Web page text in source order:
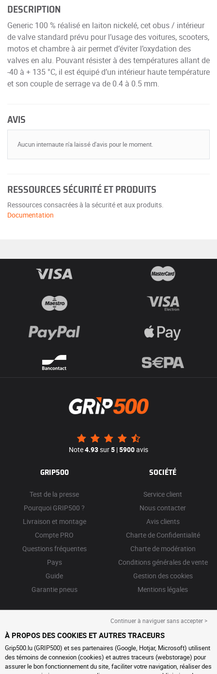
DESCRIPTION
Generic 100 % réalisé en laiton nickelé, cet obus / intérieur
de valve standard prévu pour l’usage des voitures, scooters,
motos et chambre à air permet d’éviter l’oxydation des
valves en alu. Pouvant résister à des températures allant de
-40 à + 135 °C, il est équipé d’un intérieur haute température
et son couple de serrage va de 0.4 à 0.5 mm.
AVIS
Aucun internaute n'a laissé d'avis pour le moment.
RESSOURCES SÉCURITÉ ET PRODUITS
Ressources consacrées à la sécurité et aux produits.
Documentation
Note4.93sur5 |5900avis
GRIP500
Test de la presse
Pourquoi GRIP500 ?
Livraison et montage
Compte PRO
Questions fréquentes
Pays
Guide
Garantie pneus
SOCIÉTÉ
Service client
Nous contacter
Avis clients
Charte de Confidentialité
Charte de modération
Conditions générales de vente
Gestion des cookies
Mentions légales
Continuer à naviguer sans accepter >
À PROPOS DES COOKIES ET AUTRES TRACEURS
Grip500.lu (GRIP500) et ses partenaires (Google, Hotjar, Microsoft) utilisent
des témoins de connexion (cookies) et autres traceurs (webstorage) pour
assurer le bon fonctionnement du site, faciliter votre navigation, réaliser des